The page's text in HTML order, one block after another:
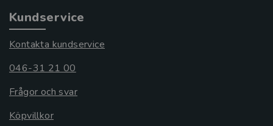
Kundservice
Kontakta kundservice
046-31 21 00
Frågor och svar
Köpvillkor